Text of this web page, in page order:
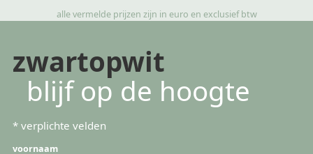
alle vermelde prijzen zijn in euro en exclusief btw
zwartopwit
blijf op de hoogte
* verplichte velden
voornaam